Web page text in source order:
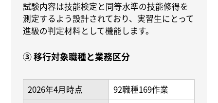
試験内容は技能検定と同等水準の技能修得を
測定するよう設計されており、実習生にとって
進級の判定材料として機能します。
③ 移行対象職種と業務区分
2026年4月時点 92職種169作業